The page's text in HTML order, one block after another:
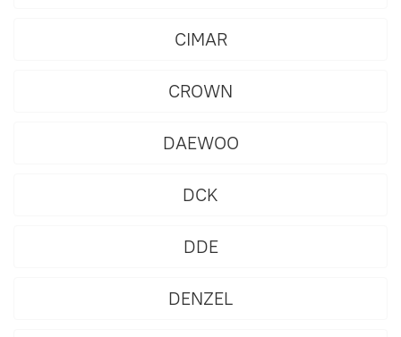
CIMAR
CROWN
DAEWOO
DCK
DDE
DENZEL